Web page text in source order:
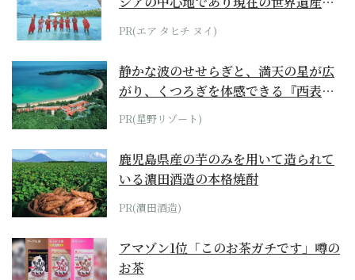
らみえてくる...
PR(エア タヒチ ヌイ)
静かな波のせせらぎと、満天の星が広
がり、くつろぎを体感できる『西表島
ホテル by...
PR(星野リゾート)
鹿児島県産の芋のみを用いて造られて
いる濵田酒造の本格焼酎
PR(濵田酒造)
アマゾン1位「このお茶ガチです」噂の
お茶